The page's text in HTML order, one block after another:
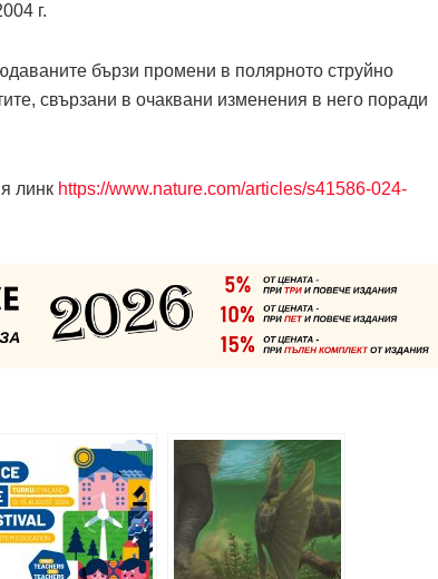
г.
бързи промени в полярното струйно
свързани в очаквани изменения в него поради
линк https://www.nature.com/articles/s41586-024-